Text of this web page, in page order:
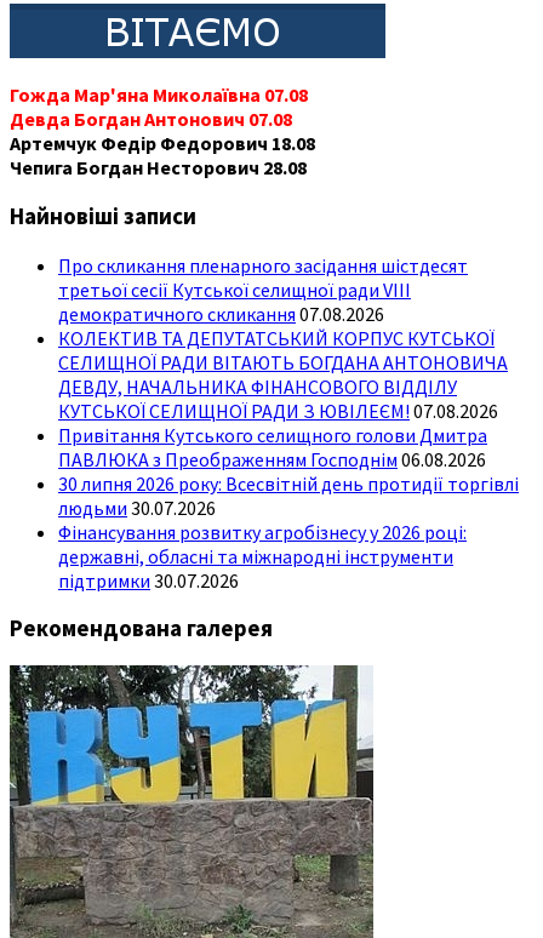
Гожда Мар'яна Миколаївна 07.08
Девда Богдан Антонович 07.08
Артемчук Федір Федорович 18.08
Чепига Богдан Несторович 28.08
Найновіші записи
Про скликання пленарного засідання шістдесят
третьої сесії Кутської селищної ради VIII
демократичного скликання 07.08.2026
КОЛЕКТИВ ТА ДЕПУТАТСЬКИЙ КОРПУС КУТСЬКОЇ
СЕЛИЩНОЇ РАДИ ВІТАЮТЬ БОГДАНА АНТОНОВИЧА
ДЕВДУ, НАЧАЛЬНИКА ФІНАНСОВОГО ВІДДІЛУ
КУТСЬКОЇ СЕЛИЩНОЇ РАДИ З ЮВІЛЕЄМ! 07.08.2026
Привітання Кутського селищного голови Дмитра
ПАВЛЮКА з Преображенням Господнім 06.08.2026
30 липня 2026 року: Всесвітній день протидії торгівлі
людьми 30.07.2026
Фінансування розвитку агробізнесу у 2026 році:
державні, обласні та міжнародні інструменти
підтримки 30.07.2026
Рекомендована галерея